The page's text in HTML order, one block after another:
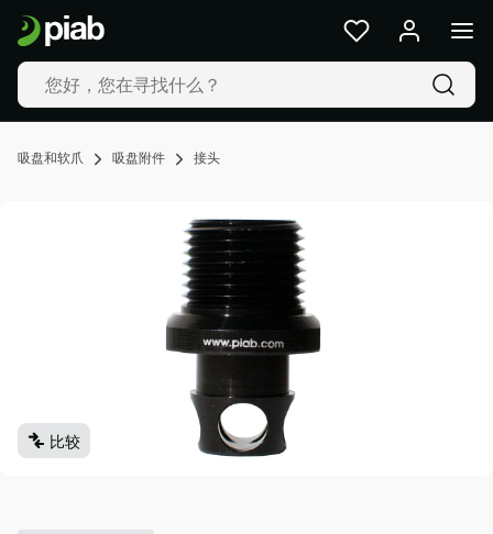
吸盘和软爪 吸盘附件 接头
比较
产
品
及
解
决
案
关